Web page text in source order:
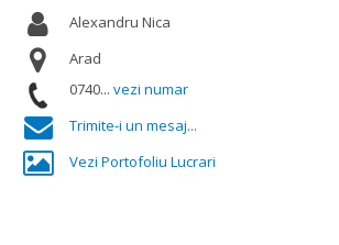
Alexandru Nica
Arad
0740... vezi numar
Trimite-i un mesaj...
Vezi Portofoliu Lucrari